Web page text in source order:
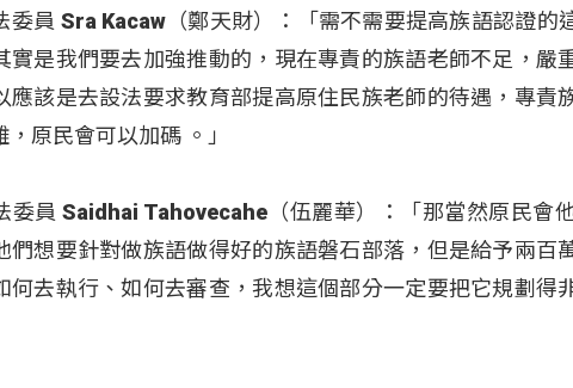
委員 Sra Kacaw（鄭天財）：「需不需要提高族語認證的
實是我們要去加強推動的，現在專責的族語老師不足，嚴
應該是去設法要求教育部提高原住民族老師的待遇，專責
原民會可以加碼 。」
委員 Saidhai Tahovecahe（伍麗華）：「那當然原民會
們想要針對做族語做得好的族語磐石部落，但是給予兩百
何去執行、如何去審查，我想這個部分一定要把它規劃得